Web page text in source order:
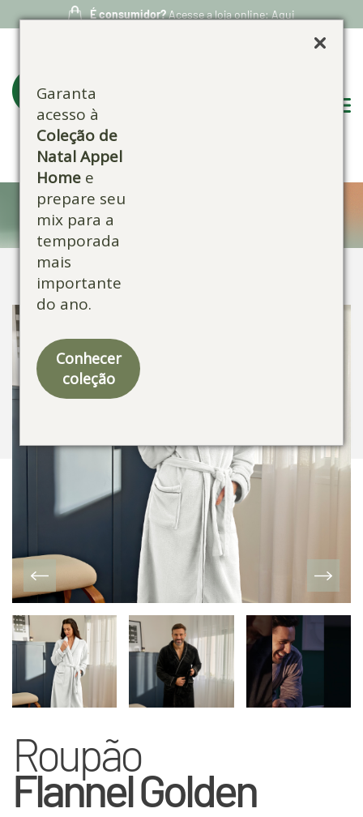
Garanta
acesso à
Coleção de
Natal Appel
Home e
prepare seu
mix para a
temporada
mais
importante
do ano.
Conhecer
coleção
É consumidor?Acesse a loja online: Aqui
Confira nossos produtos:
Roupão
Flannel Golden